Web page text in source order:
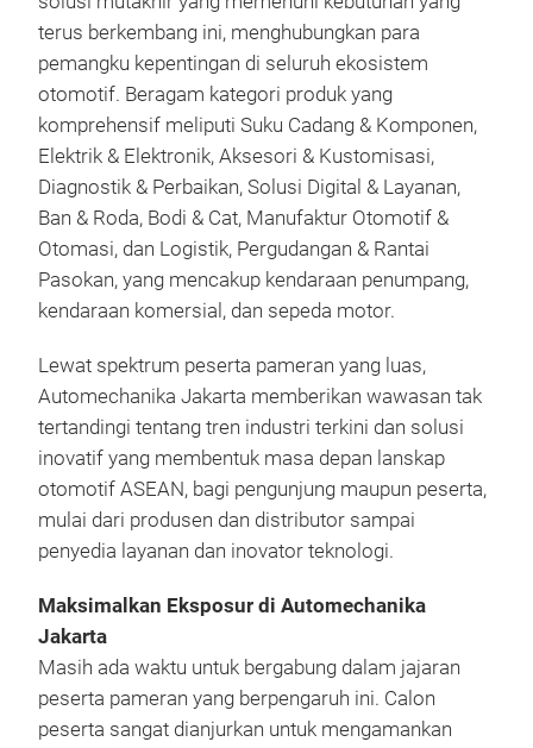
terus berkembang ini, menghubungkan para
pemangku kepentingan di seluruh ekosistem
otomotif. Beragam kategori produk yang
komprehensif meliputi Suku Cadang & Komponen,
Elektrik & Elektronik, Aksesori & Kustomisasi,
Diagnostik & Perbaikan, Solusi Digital & Layanan,
Ban & Roda, Bodi & Cat, Manufaktur Otomotif &
Otomasi, dan Logistik, Pergudangan & Rantai
Pasokan, yang mencakup kendaraan penumpang,
kendaraan komersial, dan sepeda motor.
Lewat spektrum peserta pameran yang luas,
Automechanika Jakarta memberikan wawasan tak
tertandingi tentang tren industri terkini dan solusi
inovatif yang membentuk masa depan lanskap
otomotif ASEAN, bagi pengunjung maupun peserta,
mulai dari produsen dan distributor sampai
penyedia layanan dan inovator teknologi.
Maksimalkan Eksposur di Automechanika
Jakarta
Masih ada waktu untuk bergabung dalam jajaran
peserta pameran yang berpengaruh ini. Calon
peserta sangat dianjurkan untuk mengamankan